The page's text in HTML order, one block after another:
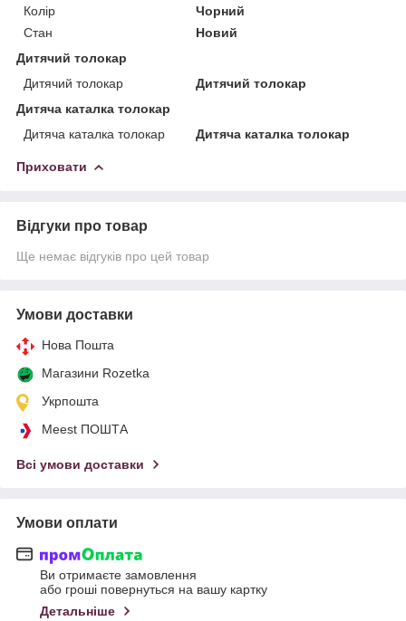
Колір
Чорний
Стан
Новий
Дитячий толокар
Дитячий толокар
Дитячий толокар
Дитяча каталка толокар
Дитяча каталка толокар
Дитяча каталка толокар
Приховати
Відгуки про товар
Ще немає відгуків про цей товар
Умови доставки
Нова Пошта
Магазини Rozetka
Укрпошта
Meest ПОШТА
Всі умови доставки
Умови оплати
Ви отримаєте замовлення
або гроші повернуться на вашу картку
Детальніше